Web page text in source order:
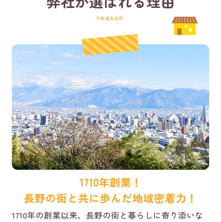
reason
1710年創業！
長野の街と共に歩んだ地域密着力！
1710年の創業以来、長野の街と暮らしに寄り添いな